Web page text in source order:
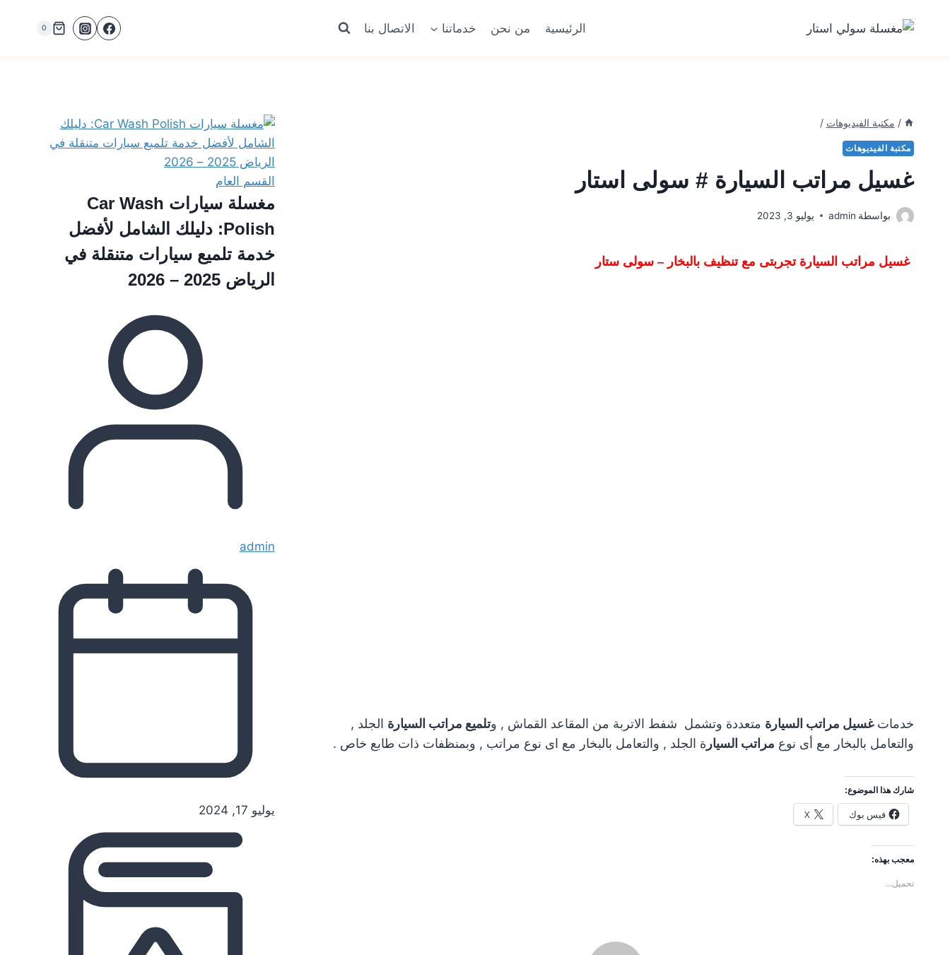
الرئيسية من نحن خدماتنا الاتصال بنا 0
/ مكتبة الفيديوهات /
مكتبة الفيديوهات
غسيل مراتب السيارة # سولى استار
بواسطة admin يوليو 3, 2023
غسيل مراتب السيارة تجربتى مع تنظيف بالبخار – سولى ستار
خدماتغسيل مراتب السيارة متعددة وتشمل شفط الاتربة من المقاعد القماش , وتلميع مراتب السيارة الجلد ,
والتعامل بالبخار مع أى نوع مراتب السيارة الجلد , والتعامل بالبخار مع اى نوع مراتب , وبمنظفات ذات طابع خاص .
شارك هذا الموضوع:
فيس بوك X
معجب بهذه:
تحميل...
القسم العام
مغسلة سيارات Car Wash
Polish: دليلك الشامل لأفضل
خدمة تلميع سيارات متنقلة في
الرياض 2025 – 2026
admin
يوليو 17, 2024